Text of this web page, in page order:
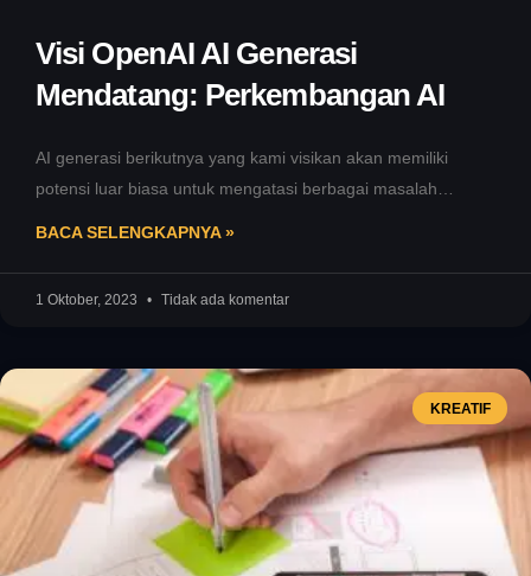
Visi OpenAI AI Generasi
Mendatang: Perkembangan AI
AI generasi berikutnya yang kami visikan akan memiliki
potensi luar biasa untuk mengatasi berbagai masalah
BACA SELENGKAPNYA »
1 Oktober, 2023 Tidak ada komentar
KREATIF